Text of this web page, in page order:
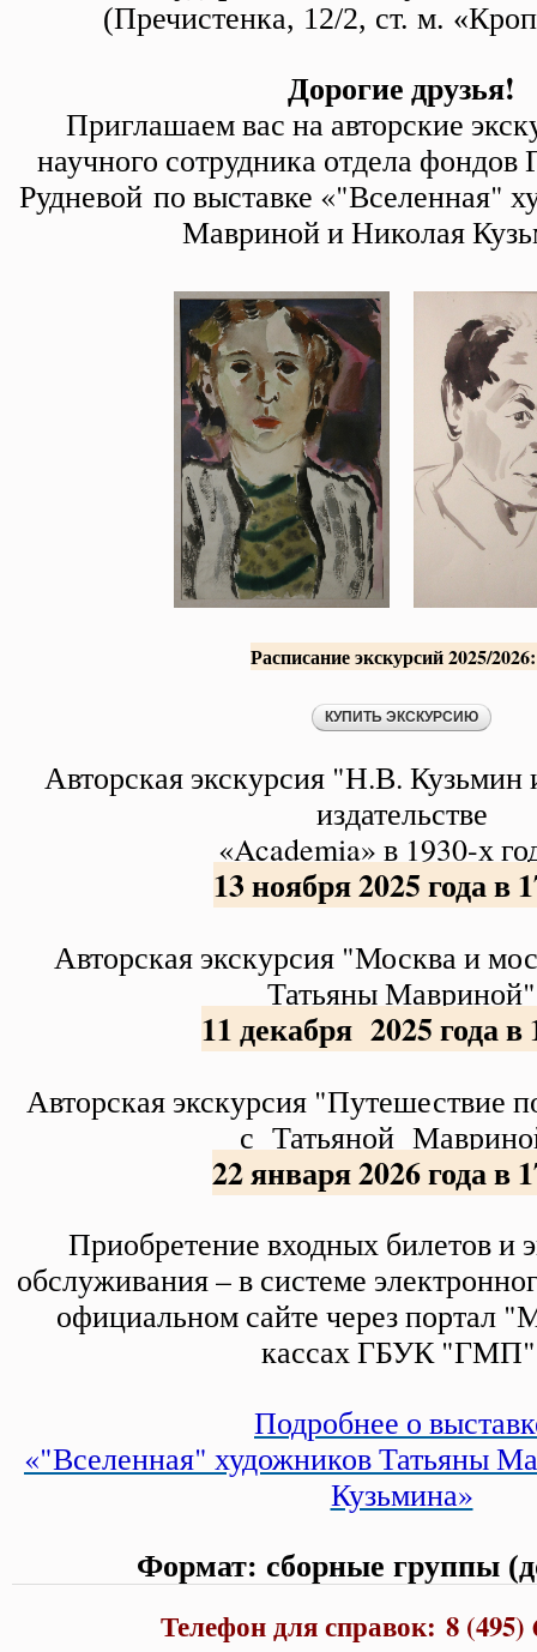
Мавриной и Николая
(Пречистенка, 12/2, ст. м.
Дорогие друзья!
Приглашаем вас на авторские
научного сотрудника отдела
Рудневой по выставке «"Вселенная"
Мавриной и Николая
Расписание экскурсий 2025/
Авторская экскурсия "Н.В.
издательстве
«Academia» в 1930-х
13 ноября 2025 года в
Авторская экскурсия "Москва и
Татьяны Мавриной"
11 декабря 2025 года в
Авторская экскурсия "Путешествие
с Татьяной
22 января 2026 года в
Приобретение входных билетов и
обслуживания – в системе
официальном сайте через
кассах ГБУК
Подробнее о
«"Вселенная" художников Татьяны
Кузьмина»
Формат: сборные группы
Телефон для справок: 8 (495)